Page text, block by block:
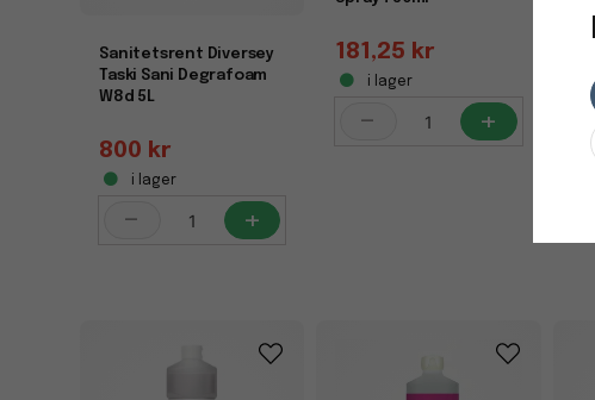
Sanitetsrent Diversey
Taski Sani Degrafoam
W8d 5L
800 kr
i lager
- +
181,25 kr
i lager
- +